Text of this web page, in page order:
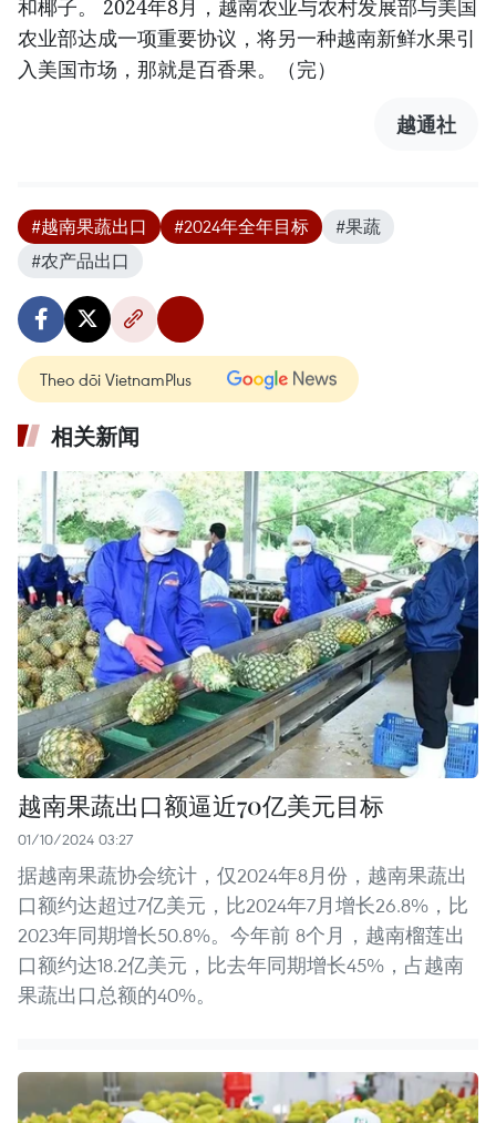
和椰子。 2024年8月，越南农业与农村发展部与美国
农业部达成一项重要协议，将另一种越南新鲜水果引
入美国市场，那就是百香果。（完）
越通社
#越南果蔬出口 #2024年全年目标
#果蔬
#农产品出口
Theo dõi VietnamPlus
相关新闻
越南果蔬出口额逼近70亿美元目标
01/10/2024 03:27
据越南果蔬协会统计，仅2024年8月份，越南果蔬出
口额约达超过7亿美元，比2024年7月增长26.8%，比
2023年同期增长50.8%。今年前 8个月，越南榴莲出
口额约达18.2亿美元，比去年同期增长45%，占越南
果蔬出口总额的40%。